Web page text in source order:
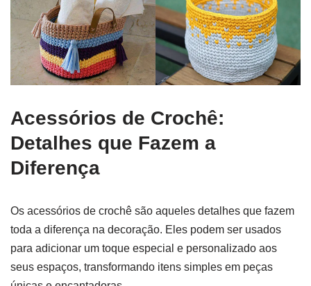
Acessórios de Crochê:
Detalhes que Fazem a
Diferença
Os acessórios de crochê são aqueles detalhes que fazem
toda a diferença na decoração. Eles podem ser usados
para adicionar um toque especial e personalizado aos
seus espaços, transformando itens simples em peças